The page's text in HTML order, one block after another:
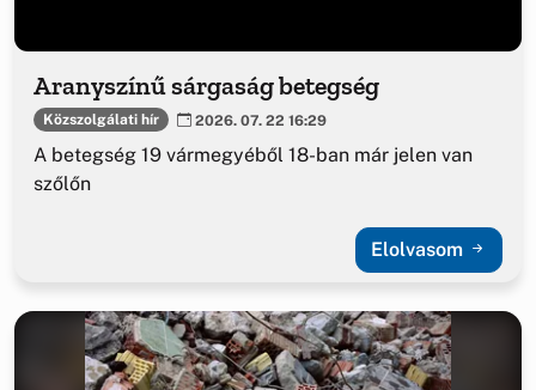
Aranyszínű sárgaság betegség
Közszolgálati hír 2026. 07. 22 16:29
A betegség 19 vármegyéből 18-ban már jelen van
szőlőn
Elolvasom